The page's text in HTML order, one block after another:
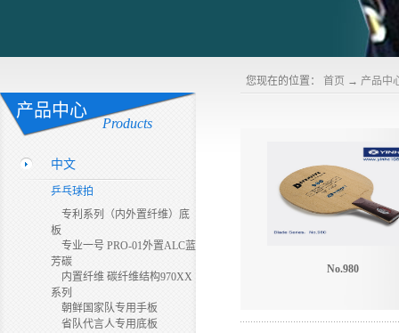
产品中心
Products
中文
乒乓球拍
专利系列（内外置纤维）底
板
专业一号 PRO-01外置ALC蓝
芳碳
内置纤维 碳纤维结构970XX
系列
朝鲜国家队专用手板
省队代言人专用底板
您现在的位置： 首页 → 产品中
No.980